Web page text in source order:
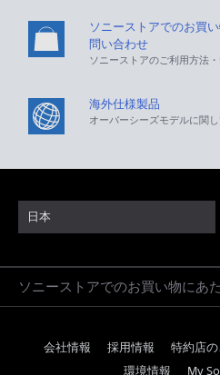
ソニーストアでのお買
問い合わせ
ソニーストアのご利用方法
海外仕様製品
オーバーシーズモデルに関
日本
ソニーストアでのお買い物にあ
会社情報 採用情報 特約店
環境情報
My